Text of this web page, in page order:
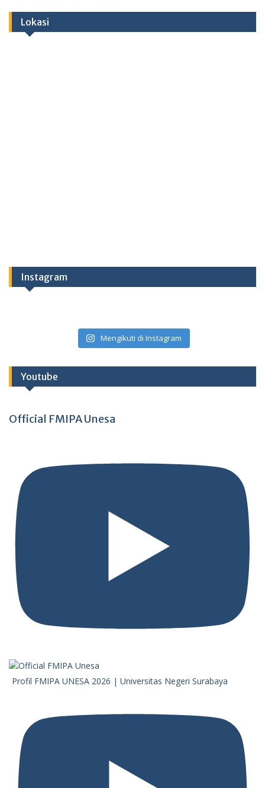
Lokasi
Instagram
Mengikuti di Instagram
Youtube
Official FMIPA Unesa
Profil FMIPA UNESA 2026 | Universitas Negeri Surabaya